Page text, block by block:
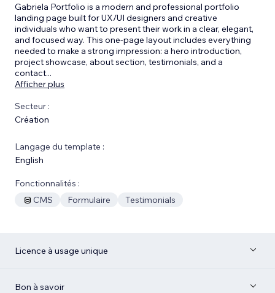
Gabriela Portfolio is a modern and professional portfolio
landing page built for UX/UI designers and creative
individuals who want to present their work in a clear, elegant,
and focused way. This one-page layout includes everything
needed to make a strong impression: a hero introduction,
project showcase, about section, testimonials, and a
contact...
Afficher plus
Secteur :
Création
Langage du template :
English
Fonctionnalités :
CMS
Formulaire Testimonials
Licence à usage unique
Bon à savoir